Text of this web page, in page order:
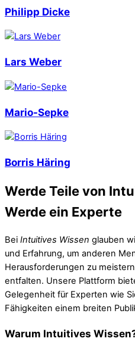
Philipp Dicke
Lars Weber
Mario-Sepke
Borris Häring
Werde Teile von
Werde ein Experte
Bei Intuitives Wissen glauben
und Erfahrung, um anderen
Herausforderungen zu
entfalten. Unsere Plattform
Gelegenheit für Experten wie
Fähigkeiten einem breiten
Warum Intuitives